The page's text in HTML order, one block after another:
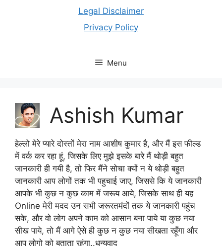
Legal Disclaimer
Privacy Policy
Menu
Ashish Kumar
हेल्लो मेरे प्यारे दोस्तों मेरा नाम आशीष कुमार है, और मैं इस फील्ड
में वर्क कर रहा हूं, जिसके लिए मुझे इसके बारे मैं थोड़ी बहुत
जानकारी ही गयी है, तो फिर मैंने सोचा क्यों न ये थोड़ी बहुत
जानकारी आप लोगों तक भी पहुचाई जाए, जिससे कि ये जानकारी
आपके भी कुछ न कुछ काम में जरूय आये, जिसके साथ ही यह
Online मेरी मदद उन सभी जरूरतमंदों तक ये जानकारी पहुंच
सके, और वो लोग अपने काम को आसान बना पाये या कुछ नया
सीख पाये, तो मैं आगे ऐसे ही कुछ न कुछ नया सीखता रहूँगा और
आप लोगो को बताता रहूंगा..धन्यवाद